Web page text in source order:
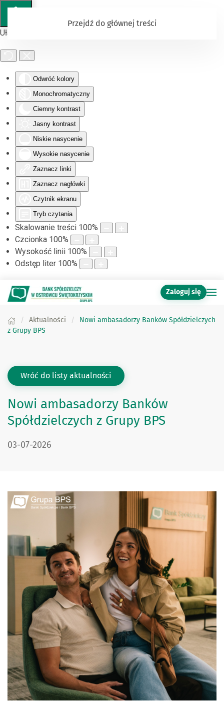
Ułatwienia dostępu
Odwróć kolory
Monochromatyczny
Ciemny kontrast
Jasny kontrast
Niskie nasycenie
Wysokie nasycenie
Zaznacz linki
Zaznacz nagłówki
Czytnik ekranu
Tryb czytania
Skalowanie treści 100%
Czcionka 100%
Wysokość linii 100%
Odstęp liter 100%
Przejdź do głównej treści
Zaloguj się
Aktualności
Nowi ambasadorzy Banków Spółdzielczych
z Grupy BPS
Wróć do listy aktualności
Nowi ambasadorzy Banków
Spółdzielczych z Grupy BPS
DATA PUBLIKACJI:
03-07-2026